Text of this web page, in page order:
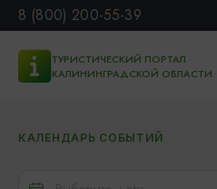
8 (800) 200-55-39
ТУРИСТИЧЕСКИЙ ПОРТАЛ
КАЛИНИНГРАДСКОЙ ОБЛАСТИ
КАЛЕНДАРЬ СОБЫТИЙ